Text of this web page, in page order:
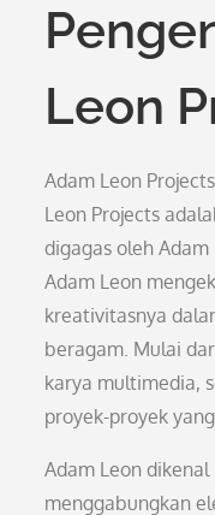
Leon
Adam Leon
Leon Projects
digagas oleh
Adam Leon
kreativitasnya
beragam. Mulai
karya multimedia,
proyek-proyek
Adam Leon
menggabungkan